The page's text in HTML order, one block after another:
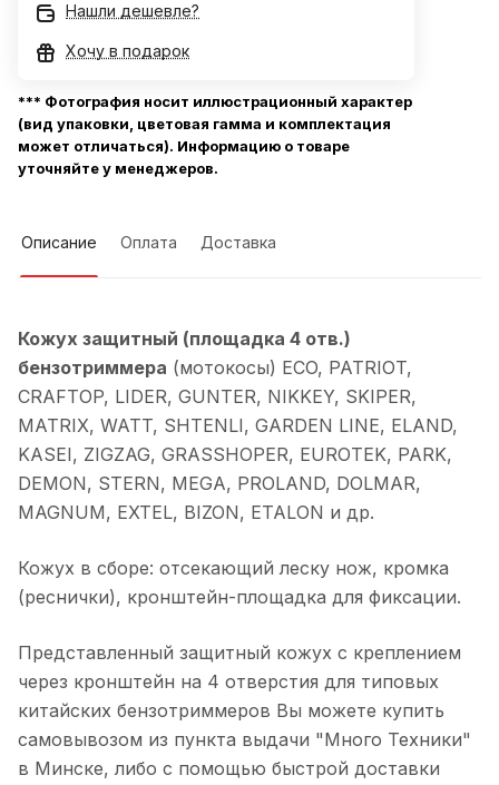
Нашли дешевле?
Хочу в подарок
*** Фотография носит иллюстрационный характер
(вид упаковки, цветовая гамма и комплектация
может отличаться). Информацию о товаре
уточняйте у менеджеров.
Описание Оплата Доставка
Кожух защитный (площадка 4 отв.)
бензотриммера (мотокосы) ECO, PATRIOT,
CRAFTOP, LIDER, GUNTER, NIKKEY, SKIPER,
MATRIX, WATT, SHTENLI, GARDEN LINE, ELAND,
KASEI, ZIGZAG, GRASSHOPER, EUROTEK, PARK,
DEMON, STERN, MEGA, PROLAND, DOLMAR,
MAGNUM, EXTEL, BIZON, ETALON и др.
Кожух в сборе: отсекающий леску нож, кромка
(реснички), кронштейн-площадка для фиксации.
Представленный защитный кожух с креплением
через кронштейн на 4 отверстия для типовых
китайских бензотриммеров Вы можете купить
самовывозом из пункта выдачи "Много Техники"
в Минске, либо с помощью быстрой доставки